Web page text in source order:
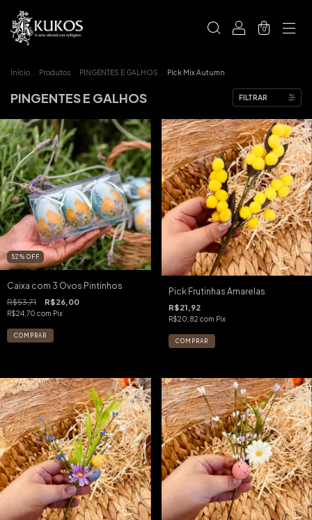
0
Início Produtos PINGENTES E GALHOS Pick Mix Autumn
PINGENTES E GALHOS FILTRAR
52 % OFF
Caixa com 3 Ovos Pintinhos
R$53,71 R$26,00
R$24,70 com Pix
Pick Frutinhas Amarelas
R$21,92
R$20,82 com Pix